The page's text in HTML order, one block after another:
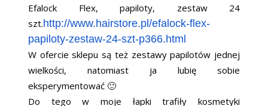
Efalock Flex, papiloty, zestaw 24
szt.http://www.hairstore.pl/efalock-flex-
papiloty-zestaw-24-szt-p366.html
W ofercie sklepu są też zestawy papilotów jednej
wielkości, natomiast ja lubię sobie
eksperymentować 🙂
Do tego w moje łapki trafiły kosmetyki